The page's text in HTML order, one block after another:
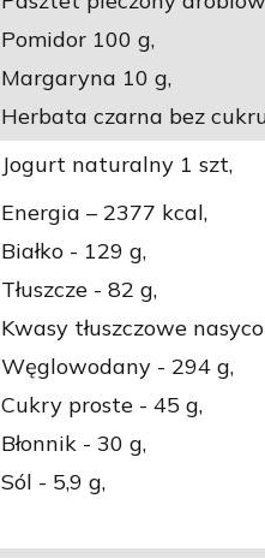
Pomidor 100 g,
Margaryna 10 g,
Herbata czarna bez
Jogurt naturalny 1 szt,
Energia – 2377 kcal,
Białko - 129 g,
Tłuszcze - 82 g,
Kwasy tłuszczowe
Węglowodany - 294 g,
Cukry proste - 45 g,
Błonnik - 30 g,
Sól - 5,9 g,